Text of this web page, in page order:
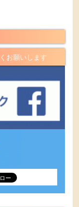
お願いします